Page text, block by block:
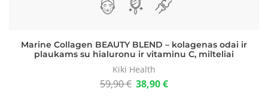
Marine Collagen BEAUTY BLEND – kolagenas odai ir
plaukams su hialuronu ir vitaminu C, milteliai
Kiki Health
59,90€ 38,90€